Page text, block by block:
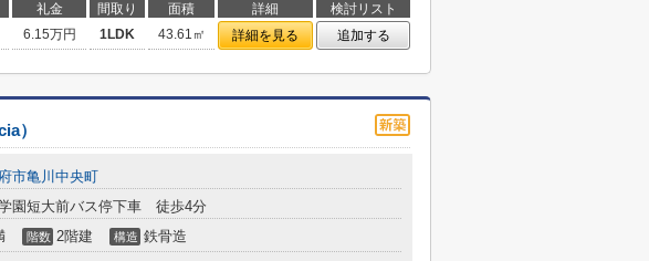
礼金 間取り 面積 詳細
検討リスト
6.15万円 1LDK 43.61㎡ 詳細を見る 追加する
）
市亀川中央町
園短大前バス停下車 徒歩4分
階数 2階建 構造 鉄骨造